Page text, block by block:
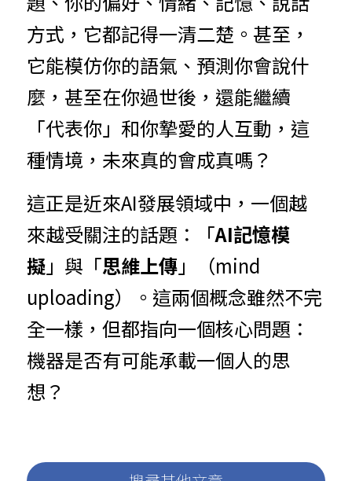
方式，它都記得一清二楚。甚至，
它能模仿你的語氣、預測你會說什
麼，甚至在你過世後，還能繼續
「代表你」和你摯愛的人互動，這
種情境，未來真的會成真嗎？
這正是近來AI發展領域中，一個越
來越受關注的話題：「AI記憶模
擬 」與「思維上傳 」（mind
uploading）。這兩個概念雖然不完
全一樣，但都指向一個核心問題：
機器是否有可能承載一個人的思
想？